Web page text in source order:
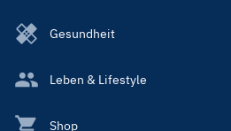
Gesundheit
Leben & Lifestyle
Shop